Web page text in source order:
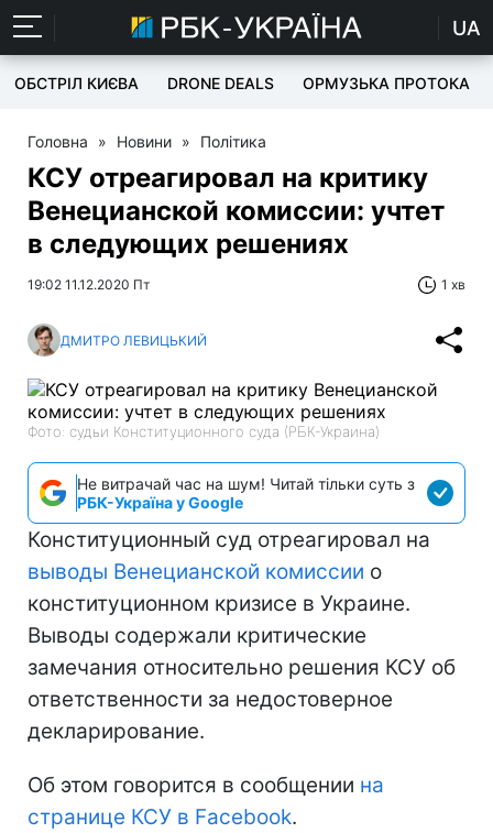
UA
ОБСТРІЛ КИЄВА DRONE DEALS ОРМУЗЬКА ПРОТОКА
Головна » Новини » Політика
КСУ отреагировал на критику
Венецианской комиссии: учтет
в следующих решениях
19:02 11.12.2020 Пт 1 хв
ДМИТРО ЛЕВИЦЬКИЙ
Фото: судьи Конституционного суда (РБК-Украина)
Не витрачай час на шум! Читай тільки суть з
РБК-Україна у Google
Конституционный суд отреагировал на
выводы Венецианской комиссии о
конституционном кризисе в Украине.
Выводы содержали критические
замечания относительно решения КСУ об
ответственности за недостоверное
декларирование.
Об этом говорится в сообщении на
странице КСУ в Facebook.